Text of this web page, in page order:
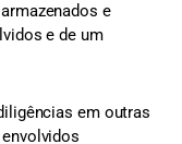
e
e de um
em outras